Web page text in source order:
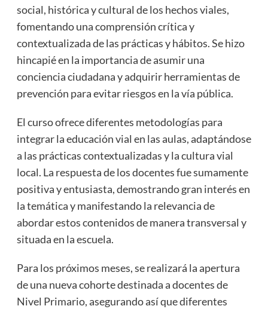
social, histórica y cultural de los hechos viales,
fomentando una comprensión crítica y
contextualizada de las prácticas y hábitos. Se hizo
hincapié en la importancia de asumir una
conciencia ciudadana y adquirir herramientas de
prevención para evitar riesgos en la vía pública.
El curso ofrece diferentes metodologías para
integrar la educación vial en las aulas, adaptándose
a las prácticas contextualizadas y la cultura vial
local. La respuesta de los docentes fue sumamente
positiva y entusiasta, demostrando gran interés en
la temática y manifestando la relevancia de
abordar estos contenidos de manera transversal y
situada en la escuela.
Para los próximos meses, se realizará la apertura
de una nueva cohorte destinada a docentes de
Nivel Primario, asegurando así que diferentes